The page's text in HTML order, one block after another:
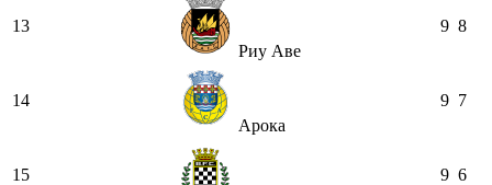
13
Риу Аве
9 8
14
Арока
9 7
15
9 6